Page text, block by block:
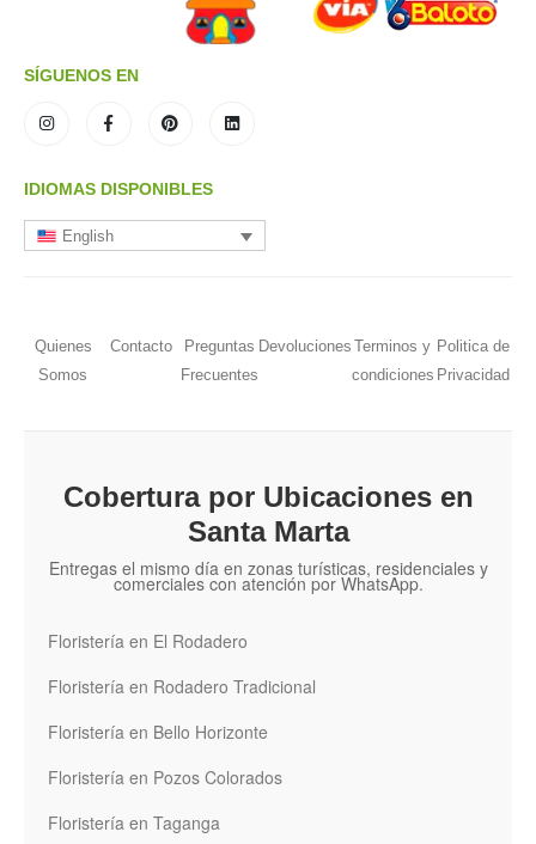
SÍGUENOS EN
IDIOMAS DISPONIBLES
English
Quienes
Somos
Contacto
Preguntas
Frecuentes
Devoluciones Terminos y
condiciones
Politica de
Privacidad
Cobertura por Ubicaciones en
Santa Marta
Entregas el mismo día en zonas turísticas, residenciales y
comerciales con atención por WhatsApp.
Floristería en El Rodadero
Floristería en Rodadero Tradicional
Floristería en Bello Horizonte
Floristería en Pozos Colorados
Floristería en Taganga